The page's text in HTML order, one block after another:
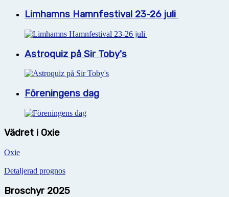
Limhamns Hamnfestival 23-26 juli
Astroquiz på Sir Toby's
Föreningens dag
Vädret i Oxie
Oxie
Detaljerad prognos
Broschyr 2025